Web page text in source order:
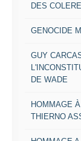
DES
GENOCIDE
GUY
DE WADE
HOMMAGE
THIERNO